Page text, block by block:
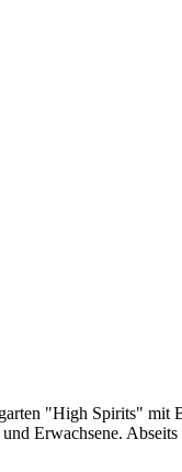
"High Spirits"
Erwachsene.